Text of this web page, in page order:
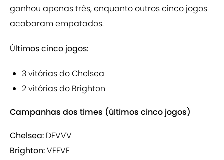
ganhou apenas três, enquanto outros cinco jogos
acabaram empatados.
Últimos cinco jogos:
3 vitórias do Chelsea
2 vitórias do Brighton
Campanhas dos times (últimos cinco jogos)
Chelsea: DEVVV
Brighton:VEEVE